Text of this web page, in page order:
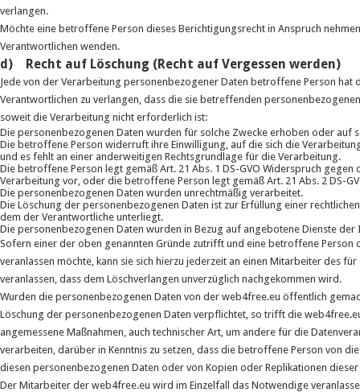
verlangen.
Möchte eine betroffene Person dieses Berichtigungsrecht in Anspruch
Verantwortlichen wenden.
d) Recht auf Löschung (Recht auf Vergessen werden)
Jede von der Verarbeitung personenbezogener Daten betroffene Person
Verantwortlichen zu verlangen, dass die sie betreffenden
soweit die Verarbeitung nicht erforderlich ist:
Die personenbezogenen Daten wurden für solche Zwecke erhoben oder auf
Die betroffene Person widerruft ihre Einwilligung, auf die sich die
und es fehlt an einer anderweitigen Rechtsgrundlage für die Verarbeitung.
Die betroffene Person legt gemäß Art. 21 Abs. 1 DS-GVO Widerspruch
Verarbeitung vor, oder die betroffene Person legt gemäß Art. 21 Abs. 2 DS-
Die personenbezogenen Daten wurden unrechtmäßig verarbeitet.
Die Löschung der personenbezogenen Daten ist zur Erfüllung einer
dem der Verantwortliche unterliegt.
Die personenbezogenen Daten wurden in Bezug auf angebotene Dienste
Sofern einer der oben genannten Gründe zutrifft und eine betroffene
veranlassen möchte, kann sie sich hierzu jederzeit an einen Mitarbeiter des
veranlassen, dass dem Löschverlangen unverzüglich nachgekommen wird.
Wurden die personenbezogenen Daten von der web4free.eu öffentlich
Löschung der personenbezogenen Daten verpflichtet, so trifft die
angemessene Maßnahmen, auch technischer Art, um andere für die
verarbeiten, darüber in Kenntnis zu setzen, dass die betroffene Person von
diesen personenbezogenen Daten oder von Kopien oder Replikationen
Der Mitarbeiter der web4free.eu wird im Einzelfall das Notwendige